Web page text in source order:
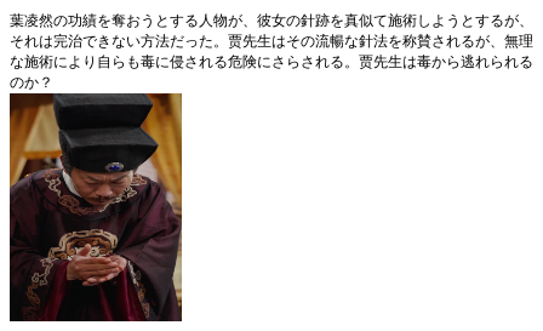
葉凌然の功績を奪おうとする人物が、彼女の針跡を真似て施術しようとするが、
それは完治できない方法だった。贾先生はその流暢な針法を称賛されるが、無理
な施術により自らも毒に侵される危険にさらされる。贾先生は毒から逃れられる
のか？